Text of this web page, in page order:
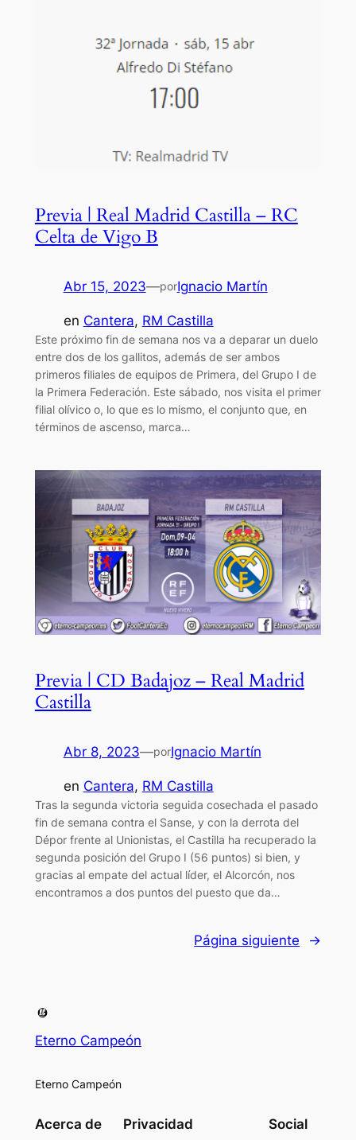
Previa | Real Madrid Castilla – RC
Celta de Vigo B
Abr 15, 2023—porIgnacio Martín
en Cantera, RM Castilla
Este próximo fin de semana nos va a deparar un duelo
entre dos de los gallitos, además de ser ambos
primeros filiales de equipos de Primera, del Grupo I de
la Primera Federación. Este sábado, nos visita el primer
filial olívico o, lo que es lo mismo, el conjunto que, en
términos de ascenso, marca…
Previa | CD Badajoz – Real Madrid
Castilla
Abr 8, 2023—porIgnacio Martín
en Cantera, RM Castilla
Tras la segunda victoria seguida cosechada el pasado
fin de semana contra el Sanse, y con la derrota del
Dépor frente al Unionistas, el Castilla ha recuperado la
segunda posición del Grupo I (56 puntos) si bien, y
gracias al empate del actual líder, el Alcorcón, nos
encontramos a dos puntos del puesto que da…
Página siguiente →
Eterno Campeón
Eterno Campeón
Acerca de Privacidad Social